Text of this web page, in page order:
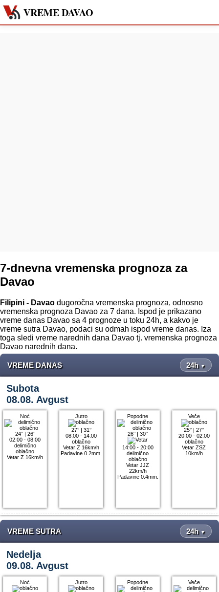
VREME DAVAO
7-dnevna vremenska prognoza za
Davao
Filipini - Davao dugoročna vremenska prognoza, odnosno
vremenska prognoza Davao za 7 dana. Ispod je prikazano
vreme danas Davao sa 4 prognoze u toku 24h, a kakvo je
vreme sutra Davao, podaci su odmah ispod vreme danas. Iza
toga sledi vreme narednih dana Davao tj. vremenska prognoza
Davao narednih dana.
VREME DANAS 24h ▼
Subota
08.08. Avgust
Noć
24°| 26°
02:00 - 08:00
delimično
oblačno
Vetar Z 16km/h
Jutro
27°| 31°
08:00 - 14:00
oblačno
Vetar Z 16km/h
Padavine 0.2mm.
Popodne
26° |30°
14:00 - 20:00
delimično
oblačno
Vetar JJZ
22km/h
Padavine 0.4mm.
Veče
25° |27°
20:00 - 02:00
oblačno
Vetar ZSZ
10km/h
VREME SUTRA 24h ▼
Nedelja
09.08. Avgust
Noć Jutro Popodne Veče